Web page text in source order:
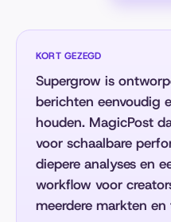
KORT GEZEGD
Supergrow is
berichten eenvoudig
houden. MagicPost
voor schaalbare
diepere analyses en
workflow voor
meerdere markten en